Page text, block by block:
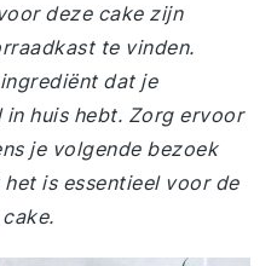
deze cake zijn
te vinden.
dat je
huis hebt. Zorg ervoor
je volgende bezoek
is essentieel voor de